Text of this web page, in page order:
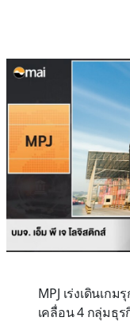
MPJ เร่งเดินเก
เคลื่อน 4 กลุ่มธุ